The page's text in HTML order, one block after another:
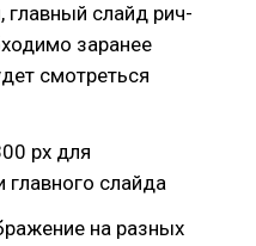
главный слайд рич-
заранее
смотреться
px для
главного слайда
на разных